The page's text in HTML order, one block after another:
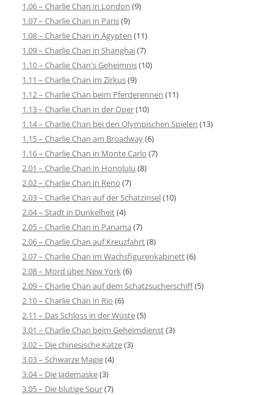
1.06 – Charlie Chan in London (9)
1.07 – Charlie Chan in Paris(9)
1.08 – Charlie Chan in Ägypten (11)
1.09 – Charlie Chan in Shanghai(7)
1.10 – Charlie Chan's Geheimnis(10)
1.11 – Charlie Chan im Zirkus(9)
1.12 – Charlie Chan beim Pferderennen (11)
1.13 – Charlie Chan in der Oper(10)
1.14 – Charlie Chan bei den Olympischen Spielen (13)
1.15 – Charlie Chan am Broadway(6)
1.16 – Charlie Chan in Monte Carlo (7)
2.01 – Charlie Chan in Honolulu (8)
2.02 – Charlie Chan in Reno (7)
2.03 – Charlie Chan auf der Schatzinsel(10)
2.04 – Stadt in Dunkelheit(4)
2.05 – Charlie Chan in Panama (7)
2.06 – Charlie Chan auf Kreuzfahrt(8)
2.07 – Charlie Chan im Wachsfigurenkabinett(6)
2.08 – Mord über New York(6)
2.09 – Charlie Chan auf dem Schatzsucherschiff(5)
2.10 – Charlie Chan in Rio (6)
2.11 – Das Schloss in der Wüste(5)
3.01 – Charlie Chan beim Geheimdienst(3)
3.02 – Die chinesische Katze(3)
3.03 – Schwarze Magie(4)
3.04 – Die Jademaske(3)
3.05 – Die blutige Spur(7)